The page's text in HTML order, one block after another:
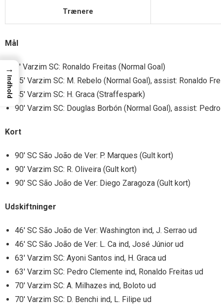
Trænere
Mål
9′ Varzim SC: Ronaldo Freitas (Normal Goal)
25′ Varzim SC: M. Rebelo (Normal Goal), assist: Ronaldo
45′ Varzim SC: H. Graca (Straffespark)
90′ Varzim SC: Douglas Borbón (Normal Goal), assist:
Kort
90′ SC São João de Ver: P. Marques (Gult kort)
90′ Varzim SC: R. Oliveira (Gult kort)
90′ SC São João de Ver: Diego Zaragoza (Gult kort)
Udskiftninger
46′ SC São João de Ver: Washington ind, J. Serrao ud
46′ SC São João de Ver: L. Ca ind, José Júnior ud
63′ Varzim SC: Ayoni Santos ind, H. Graca ud
63′ Varzim SC: Pedro Clemente ind, Ronaldo Freitas ud
70′ Varzim SC: A. Milhazes ind, Boloto ud
70′ Varzim SC: D. Benchi ind, L. Filipe ud
→
Indhold